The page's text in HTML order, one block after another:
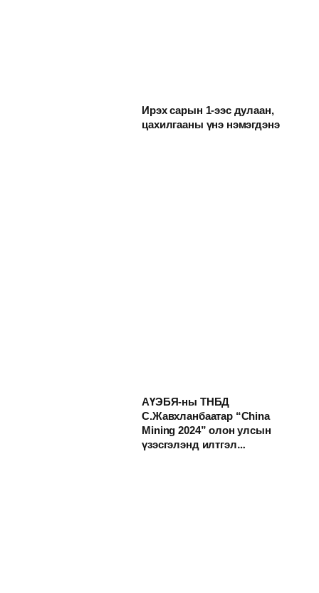
Ирэх сарын 1-ээс дулаан,
цахилгааны үнэ нэмэгдэнэ
АҮЭБЯ-ны ТНБД
С.Жавхланбаатар “China
Mining 2024” олон улсын
үзэсгэлэнд илтгэл